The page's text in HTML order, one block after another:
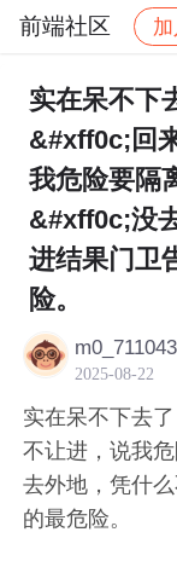
前端社区 加
社区 前端社
实在呆不下
&#xff0c;回
我危险要隔
&#xff0c;没
进结果门卫
险。
2025-08-22
实在呆不下去
不让进，说我
去外地，凭什
的最危险。